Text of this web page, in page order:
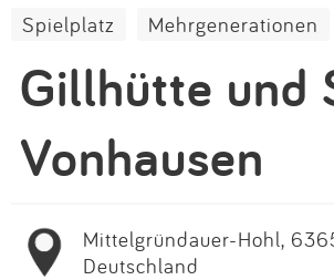
Spielplatz Mehrgenerationen
Gillhütte und
Vonhausen
Mittelgründauer-Hohl,
Deutschland